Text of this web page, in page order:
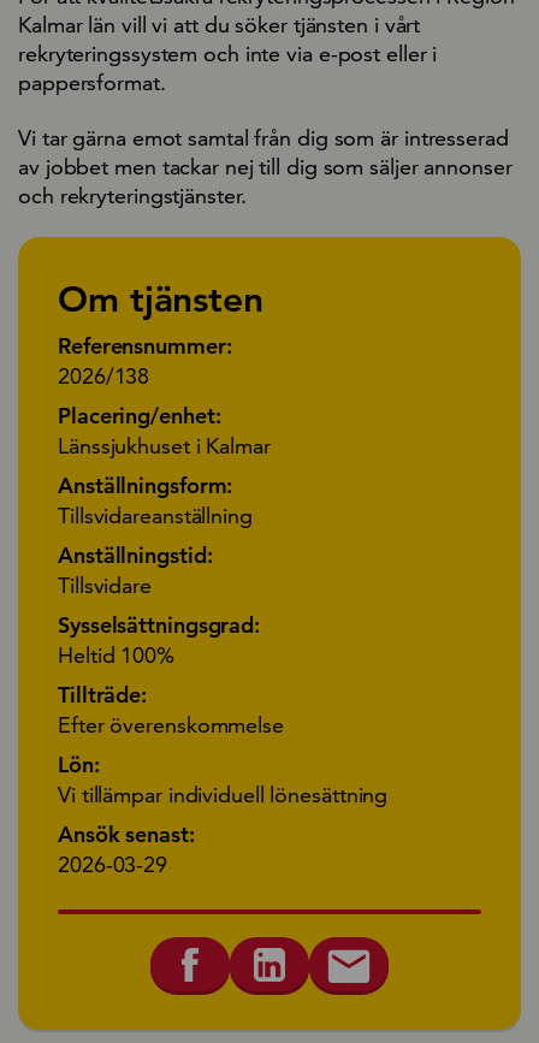
Kalmar län vill vi att du söker tjänsten i vårt
rekryteringssystem och inte via e-post eller i
pappersformat.
Vi tar gärna emot samtal från dig som är intresserad
av jobbet men tackar nej till dig som säljer annonser
och rekryteringstjänster.
Om tjänsten
Referensnummer:
2026/138
Placering/enhet:
Länssjukhuset i Kalmar
Anställningsform:
Tillsvidareanställning
Anställningstid:
Tillsvidare
Sysselsättningsgrad:
Heltid 100%
Tillträde:
Efter överenskommelse
Lön:
Vi tillämpar individuell lönesättning
Ansök senast:
2026-03-29